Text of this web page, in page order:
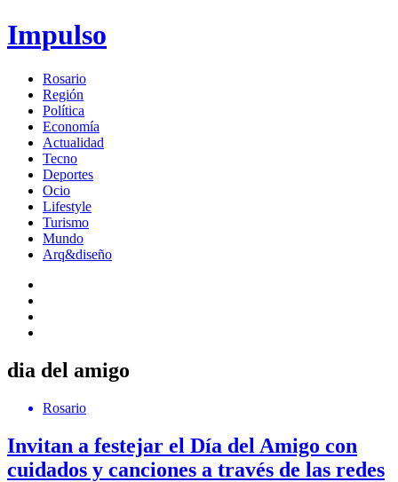
Impulso
Rosario
Región
Política
Economía
Actualidad
Tecno
Deportes
Ocio
Lifestyle
Turismo
Mundo
Arq&diseño
dia del amigo
Rosario
Invitan a festejar el Día del Amigo con
cuidados y canciones a través de las redes